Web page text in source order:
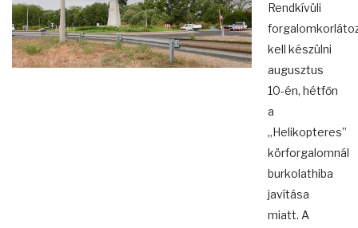
Rendkívüli
kell készülni
augusztus
10-én, hétfőn
a
„Helikopteres”
körforgalomnál
burkolathiba
javítása
miatt. A